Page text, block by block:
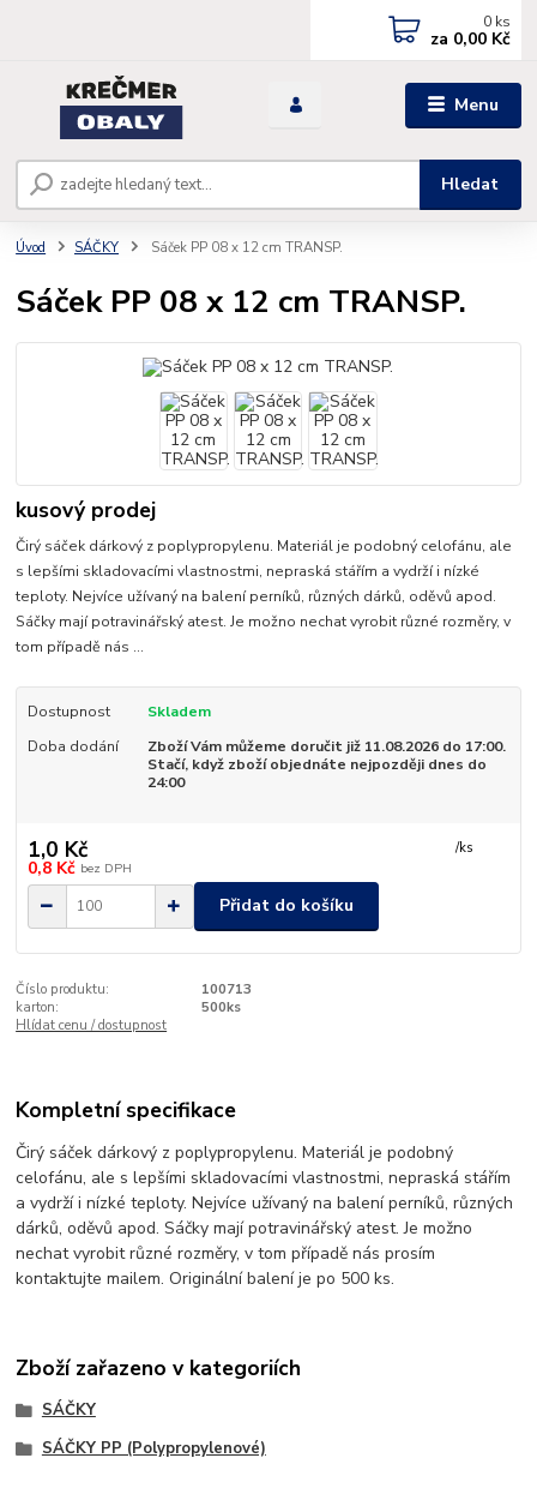
Menu
Hledat
0 ks
za 0,00 Kč
Úvod SÁČKY Sáček PP 08 x 12 cm TRANSP.
Sáček PP 08 x 12 cm TRANSP.
kusový prodej
Čirý sáček dárkový z poplypropylenu. Materiál je podobný celofánu, ale
s lepšími skladovacími vlastnostmi, nepraská stářím a vydrží i nízké
teploty. Nejvíce užívaný na balení perníků, různých dárků, oděvů apod.
Sáčky mají potravinářský atest. Je možno nechat vyrobit různé rozměry, v
tom případě nás ...
Dostupnost
Skladem
Doba dodání
Zboží Vám můžeme doručit již 11.08.2026 do 17:00.
Stačí, když zboží objednáte nejpozději dnes do
24:00
1,0 Kč /ks
0,8 Kč bez DPH
Přidat do košíku
Číslo produktu:
100713
karton:
500ks
Hlídat cenu / dostupnost
Kompletní specifikace
Čirý sáček dárkový z poplypropylenu. Materiál je podobný
celofánu, ale s lepšími skladovacími vlastnostmi, nepraská stářím
a vydrží i nízké teploty. Nejvíce užívaný na balení perníků, různých
dárků, oděvů apod. Sáčky mají potravinářský atest. Je možno
nechat vyrobit různé rozměry, v tom případě nás prosím
kontaktujte mailem. Originální balení je po 500 ks.
Zboží zařazeno v kategoriích
SÁČKY
SÁČKY PP (Polypropylenové)